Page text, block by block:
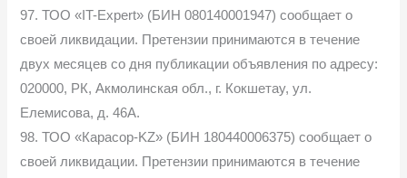
97. ТОО «IT-Eхpert» (БИН 080140001947) сообщает о
своей ликвидации. Претензии принимаются в течение
двух месяцев со дня публикации объявления по адресу:
020000, РК, Акмолинская обл., г. Кокшетау, ул.
Елемисова, д. 46А.
98. ТОО «Карасор-KZ» (БИН 180440006375) сообщает о
своей ликвидации. Претензии принимаются в течение